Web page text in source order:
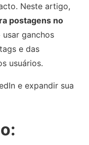
Neste artigo,
postagens no
ganchos
e das
usuários.
e expandir sua